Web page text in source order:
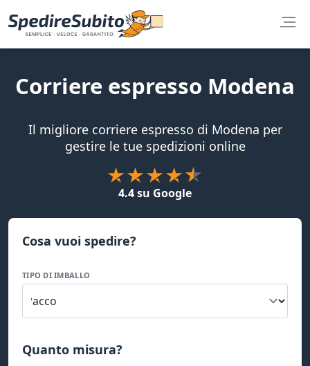
Corriere espresso Modena
Il migliore corriere espresso di Modena per
gestire le tue spedizioni online
4.4 su Google
Cosa vuoi spedire?
TIPO DI IMBALLO
Quanto misura?